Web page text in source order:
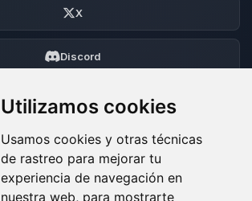
Utilizamos cookies
Usamos cookies y otras técnicas
de rastreo para mejorar tu
experiencia de navegación en
nuestra web, para mostrarte
X
Discord
Foro